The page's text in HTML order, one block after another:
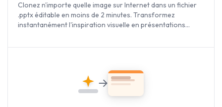
Clonez n'importe quelle image sur Internet dans un fichier
.pptx éditable en moins de 2 minutes. Transformez
instantanément l'inspiration visuelle en présentations